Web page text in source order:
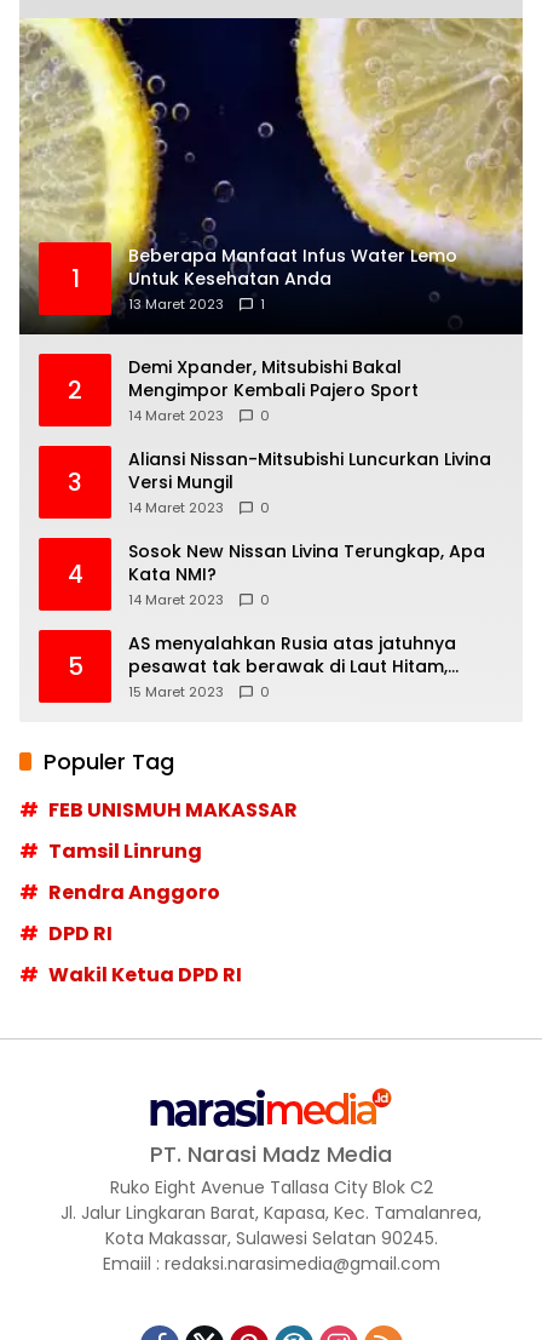
1
Beberapa Manfaat Infus Water Lemo
Untuk Kesehatan Anda
13 Maret 2023 1
2
Demi Xpander, Mitsubishi Bakal
Mengimpor Kembali Pajero Sport
14 Maret 2023 0
3
Aliansi Nissan-Mitsubishi Luncurkan Livina
Versi Mungil
14 Maret 2023 0
4
Sosok New Nissan Livina Terungkap, Apa
Kata NMI?
14 Maret 2023 0
5
AS menyalahkan Rusia atas jatuhnya
pesawat tak berawak di Laut Hitam,
Moskow menyangkal
15 Maret 2023 0
Populer Tag
FEB UNISMUH MAKASSAR
Tamsil Linrung
Rendra Anggoro
DPD RI
Wakil Ketua DPD RI
PT. Narasi Madz Media
Ruko Eight Avenue Tallasa City Blok C2
Jl. Jalur Lingkaran Barat, Kapasa, Kec. Tamalanrea,
Kota Makassar, Sulawesi Selatan 90245.
Emaiil : redaksi.narasimedia@gmail.com